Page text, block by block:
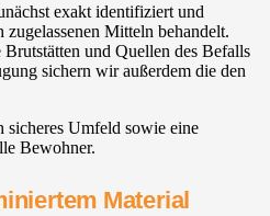
exakt identifiziert und
Mitteln behandelt.
und Quellen des Befalls
sichern wir außerdem die den
sicheres Umfeld sowie eine
Bewohner.
Material